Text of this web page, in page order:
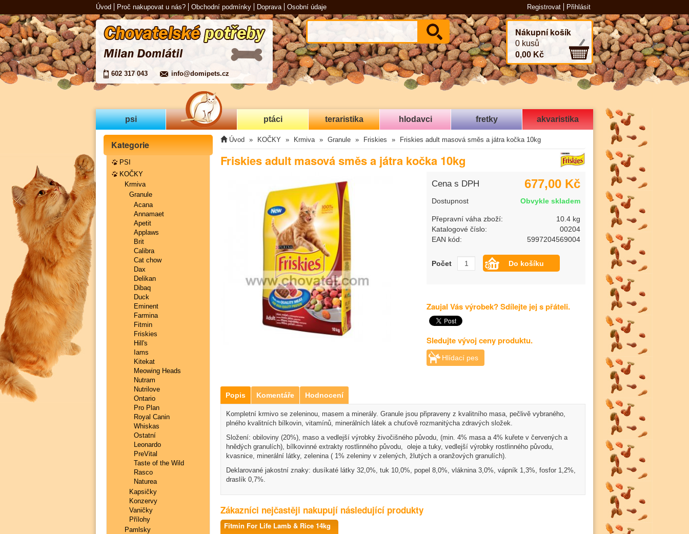
Registrovat Přihlásit
Úvod Proč nakupovat u nás? Obchodní podmínky Doprava Osobní údaje
602 317 043 info@domipets.cz
Nákupní košík
0 kusů
0,00 Kč
psi ptáci teraristika hlodavci fretky akvaristika
Kategorie
PSI
KOČKY
Krmiva
Granule
Acana
Annamaet
Apetit
Applaws
Brit
Calibra
Cat chow
Dax
Delikan
Dibaq
Duck
Eminent
Farmina
Fitmin
Friskies
Hill's
Iams
Kitekat
Meowing Heads
Nutram
Nutrilove
Ontario
Pro Plan
Royal Canin
Whiskas
Ostatní
Leonardo
PreVital
Taste of the Wild
Rasco
Naturea
Kapsičky
Konzervy
Vaničky
Přílohy
Pamlsky
Úvod KOČKY Krmiva Granule Friskies Friskies adult masová směs a játra kočka 10kg
Friskies adult masová směs a játra kočka 10kg
Cena s DPH 677,00 Kč
Dostupnost Obvykle skladem
Přepravní váha zboží:
10.4 kg
Katalogové číslo:
00204
EAN kód:
5997204569004
Počet
Zaujal Vás výrobek? Sdílejte jej s přáteli.
Sledujte vývoj ceny produktu.
Hlídací pes
Popis Komentáře Hodnocení
Kompletní krmivo se zeleninou, masem a minerály. Granule jsou připraveny z kvalitního masa, pečlivě vybraného,
plného kvalitních bílkovin, vitamínů, minerálních látek a chuťově rozmanitýcha zdravých složek.
Složení: obiloviny (20%), maso a vedlejší výrobky živočišného původu, (min. 4% masa a 4% kuřete v červených a
hnědých granulích), bílkovinné extrakty rostlinného původu, oleje a tuky, vedlejší výrobky rostlinného původu,
kvasnice, minerální látky, zelenina ( 1% zeleniny v zelených, žlutých a oranžových granulích).
Deklarované jakostní znaky: dusíkaté látky 32,0%, tuk 10,0%, popel 8,0%, vláknina 3,0%, vápník 1,3%, fosfor 1,2%,
draslík 0,7%.
Zákazníci nejčastěji nakupují následující produkty
Fitmin For Life Lamb & Rice 14kg